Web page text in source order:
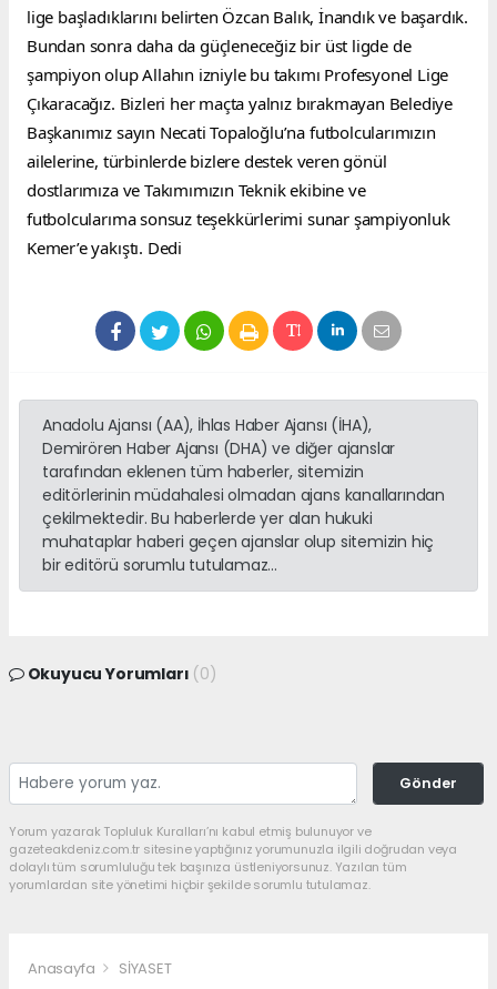
lige başladıklarını belirten Özcan Balık, İnandık ve başardık.
Bundan sonra daha da güçleneceğiz bir üst ligde de
şampiyon olup Allahın izniyle bu takımı Profesyonel Lige
Çıkaracağız. Bizleri her maçta yalnız bırakmayan Belediye
Başkanımız sayın Necati Topaloğlu’na futbolcularımızın
ailelerine, türbinlerde bizlere destek veren gönül
dostlarımıza ve Takımımızın Teknik ekibine ve
futbolcularıma sonsuz teşekkürlerimi sunar şampiyonluk
Kemer’e yakıştı. Dedi
Anadolu Ajansı (AA), İhlas Haber Ajansı (İHA),
Demirören Haber Ajansı (DHA) ve diğer ajanslar
tarafından eklenen tüm haberler, sitemizin
editörlerinin müdahalesi olmadan ajans kanallarından
çekilmektedir. Bu haberlerde yer alan hukuki
muhataplar haberi geçen ajanslar olup sitemizin hiç
bir editörü sorumlu tutulamaz...
Okuyucu Yorumları (0)
Gönder
Yorum yazarak Topluluk Kuralları’nı kabul etmiş bulunuyor ve
gazeteakdeniz.com.tr sitesine yaptığınız yorumunuzla ilgili doğrudan veya
dolaylı tüm sorumluluğu tek başınıza üstleniyorsunuz. Yazılan tüm
yorumlardan site yönetimi hiçbir şekilde sorumlu tutulamaz.
Anasayfa SİYASET